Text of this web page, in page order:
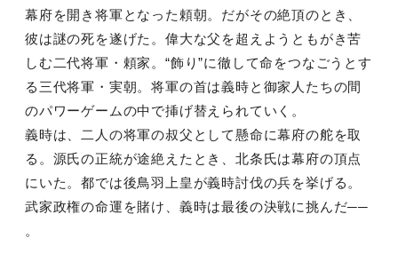
幕府を開き将軍となった頼朝。だがその絶頂のとき、
彼は謎の死を遂げた。偉大な父を超えようともがき苦
しむ二代将軍・頼家。“飾り”に徹して命をつなごうとす
る三代将軍・実朝。将軍の首は義時と御家人たちの間
のパワーゲームの中で挿げ替えられていく。
義時は、二人の将軍の叔父として懸命に幕府の舵を取
る。源氏の正統が途絶えたとき、北条氏は幕府の頂点
にいた。都では後鳥羽上皇が義時討伐の兵を挙げる。
武家政権の命運を賭け、義時は最後の決戦に挑んだ──
。